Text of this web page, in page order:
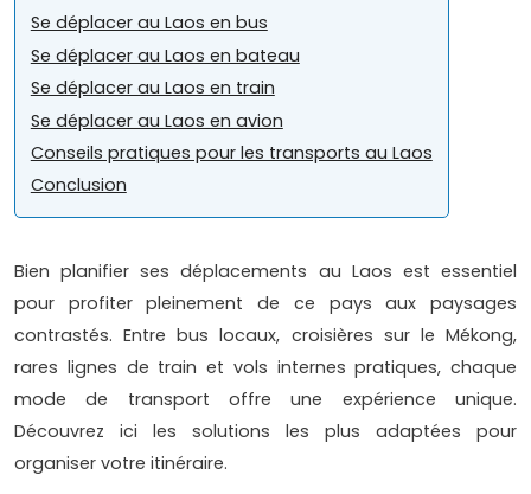
Se déplacer au Laos en bus
Se déplacer au Laos en bateau
Se déplacer au Laos en train
Se déplacer au Laos en avion
Conseils pratiques pour les transports au Laos
Conclusion
Bien planifier ses déplacements au Laos est essentiel
pour profiter pleinement de ce pays aux paysages
contrastés. Entre bus locaux, croisières sur le Mékong,
rares lignes de train et vols internes pratiques, chaque
mode de transport offre une expérience unique.
Découvrez ici les solutions les plus adaptées pour
organiser votre itinéraire.